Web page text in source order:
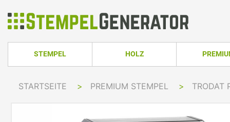
STEMPEL HOLZ
HOLZSTEMPEL OVAL TRODAT
STARTSEITE > PREMIUM STEMPEL > TRODAT